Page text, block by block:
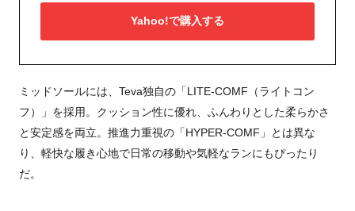
Yahoo!で購入する
ミッドソールには、Teva独自の「LITE-COMF（ライトコン
フ）」を採用。クッション性に優れ、ふんわりとした柔らかさ
と安定感を両立。推進力重視の「HYPER-COMF」とは異な
り、軽快な履き心地で日常の移動や気軽なランにもぴったり
だ。